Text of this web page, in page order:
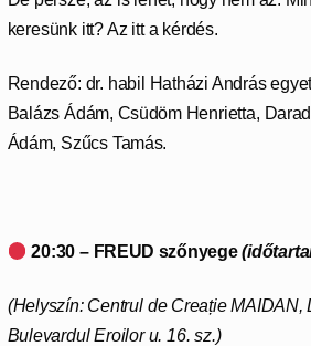
keresünk itt? Az itt a kérdés.
Rendező: dr. habil Hatházi András
Balázs Ádám, Csüdöm Henrietta,
Ádám, Szűcs Tamás.
20:30 – FREUD szőnyege
(Helyszín: Centrul de Creație MAIDAN,
Bulevardul Eroilor u. 16. sz.)